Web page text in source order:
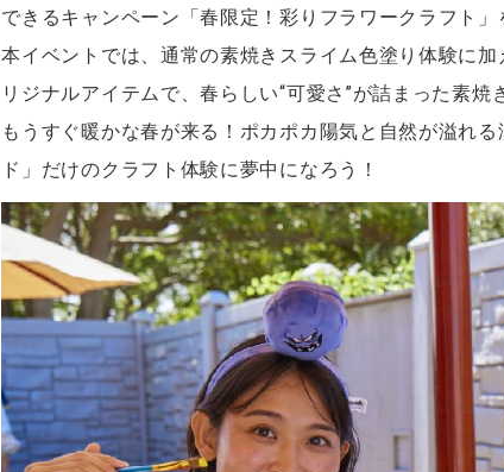
できるキャンペーン「春限定！彩りフラワークラフト
本イベントでは、通常の素焼きスライム色塗り体験に
リジナルアイテムで、春らしい“可愛さ”が詰まった素焼
もうすぐ暖かな春が来る！ポカポカ陽気と自然が溢れ
ド」だけのクラフト体験に夢中になろう！